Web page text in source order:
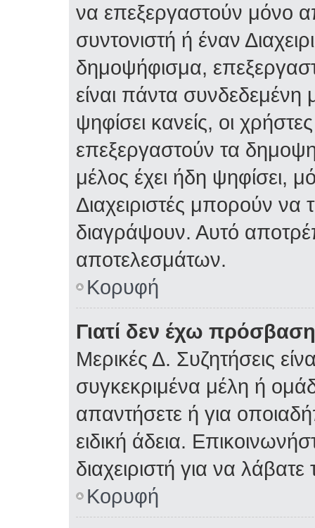
να επεξεργαστούν μόνο
συντονιστή ή έναν
δημοψήφισμα,
είναι πάντα
ψηφίσει κανείς, οι
επεξεργαστούν τα
μέλος έχει ήδη ψηφίσει,
Διαχειριστές μπορούν να
διαγράψουν. Αυτό
αποτελεσμάτων.
Κορυφή
Γιατί δεν έχω
Μερικές Δ. Συζητήσεις
συγκεκριμένα μέλη ή
απαντήσετε ή για
ειδική άδεια.
διαχειριστή για να λάβατε
Κορυφή